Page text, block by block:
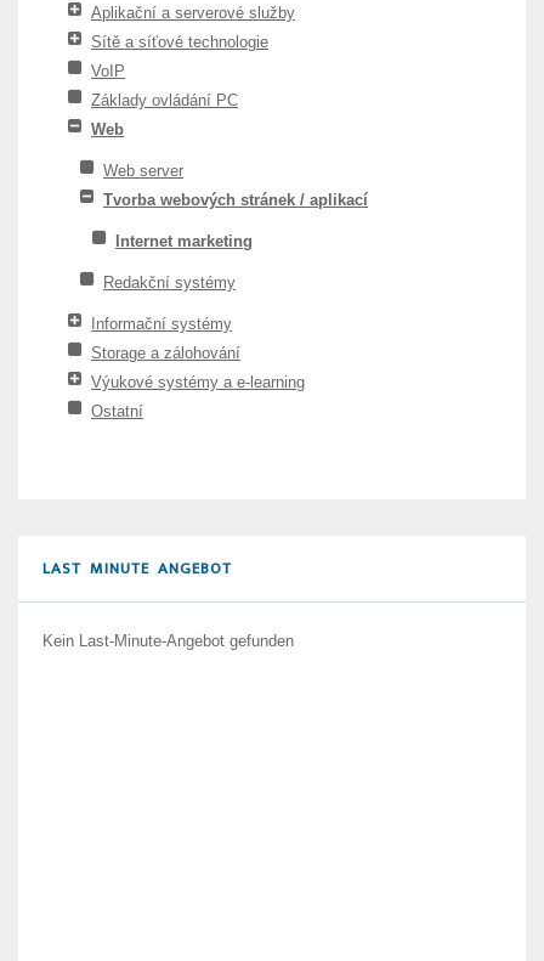
Aplikační a serverové služby
Sítě a síťové technologie
VoIP
Základy ovládání PC
Web
Web server
Tvorba webových stránek / aplikací
Internet marketing
Redakční systémy
Informační systémy
Storage a zálohování
Výukové systémy a e-learning
Ostatní
LAST MINUTE ANGEBOT
Kein Last-Minute-Angebot gefunden